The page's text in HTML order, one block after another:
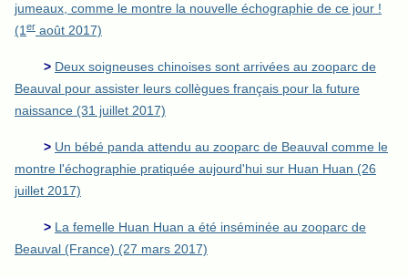
jumeaux, comme le montre la nouvelle échographie de ce jour !
(1 er août 2017)
> Deux soigneuses chinoises sont arrivées au zooparc de
Beauval pour assister leurs collègues français pour la future
naissance (31 juillet 2017)
> Un bébé panda attendu au zooparc de Beauval comme le
montre l'échographie pratiquée aujourd'hui sur Huan Huan (26
juillet 2017)
> La femelle Huan Huan a été inséminée au zooparc de
Beauval (France) (27 mars 2017)